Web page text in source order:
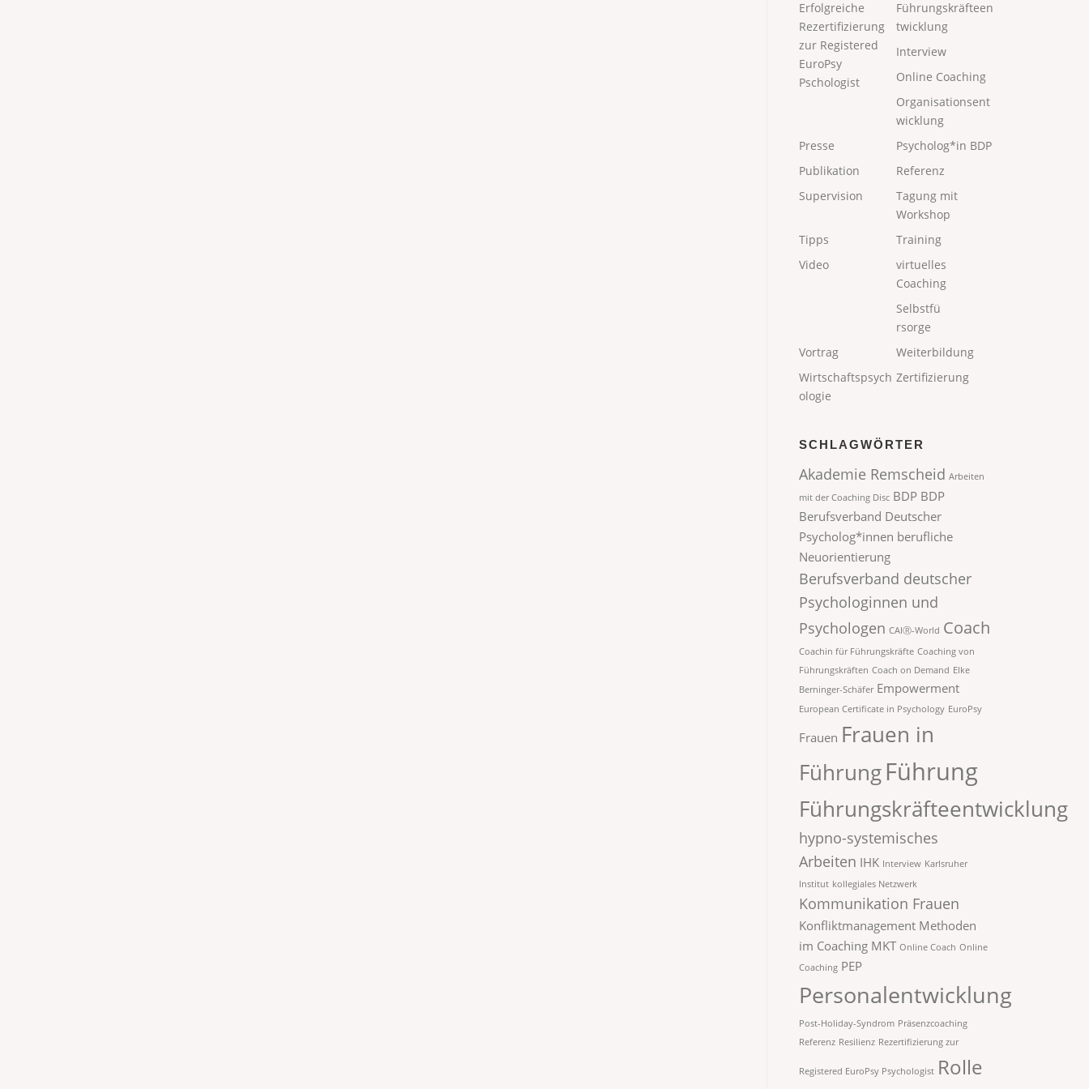
Erfolgreiche
Rezertifizierung
zur Registered
EuroPsy
Pschologist
Führungskräfteen
twicklung
Interview
Online Coaching
Organisationsent
wicklung
Presse
Psycholog*in BDP
Publikation
Referenz
Supervision
Tagung mit
Workshop
Tipps
Training
Video
virtuelles
Coaching
Selbstfü
rsorge
Vortrag
Weiterbildung
Wirtschaftspsych
ologie
Zertifizierung
SCHLAGWÖRTER
Akademie Remscheid Arbeiten
mit der Coaching Disc BDP BDP
Berufsverband Deutscher
Psycholog*innen berufliche
Neuorientierung
Berufsverband deutscher
Psychologinnen und
Psychologen CAIⓇ-World Coach
Coachin für Führungskräfte Coaching von
Führungskräften Coach on Demand Elke
Berninger-Schäfer Empowerment
European Certificate in Psychology EuroPsy
Frauen Frauen in
Führung Führung
Führungskräfteentwicklung
hypno-systemisches
Arbeiten IHK Interview Karlsruher
Institut kollegiales Netzwerk
Kommunikation Frauen
Konfliktmanagement Methoden
im Coaching MKT Online Coach Online
Coaching PEP
Personalentwicklung
Post-Holiday-Syndrom Präsenzcoaching
Referenz Resilienz Rezertifizierung zur
Registered EuroPsy Psychologist Rolle